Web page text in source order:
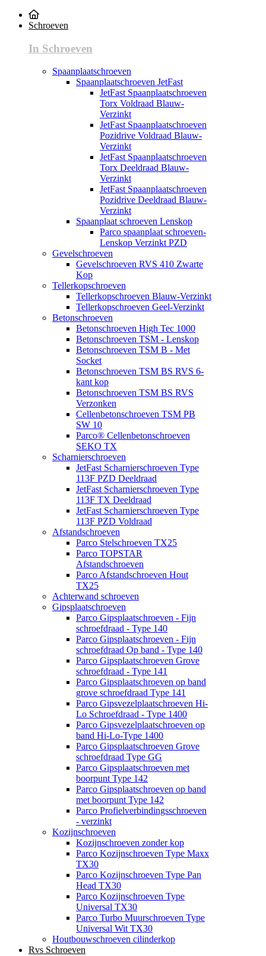
Schroeven
In Schroeven
Spaanplaatschroeven
Spaanplaatschroeven JetFast
JetFast Spaanplaatschroeven
Torx Voldraad Blauw-
Verzinkt
JetFast Spaanplaatschroeven
Pozidrive Voldraad Blauw-
Verzinkt
JetFast Spaanplaatschroeven
Torx Deeldraad Blauw-
Verzinkt
JetFast Spaanplaatschroeven
Pozidrive Deeldraad Blauw-
Verzinkt
Spaanplaat schroeven Lenskop
Parco spaanplaat schroeven-
Lenskop Verzinkt PZD
Gevelschroeven
Gevelschroeven RVS 410 Zwarte
Kop
Tellerkopschroeven
Tellerkopschroeven Blauw-Verzinkt
Tellerkopschroeven Geel-Verzinkt
Betonschroeven
Betonschroeven High Tec 1000
Betonschroeven TSM - Lenskop
Betonschroeven TSM B - Met
Socket
Betonschroeven TSM BS RVS 6-
kant kop
Betonschroeven TSM BS RVS
Verzonken
Cellenbetonschroeven TSM PB
SW 10
Parco® Cellenbetonschroeven
SEKO TX
Scharnierschroeven
JetFast Scharnierschroeven Type
113F PZD Deeldraad
JetFast Scharnierschroeven Type
113F TX Deeldraad
JetFast Scharnierschroeven Type
113F PZD Voldraad
Afstandschroeven
Parco Stelschroeven TX25
Parco TOPSTAR
Afstandschroeven
Parco Afstandschroeven Hout
TX25
Achterwand schroeven
Gipsplaatschroeven
Parco Gipsplaatschroeven - Fijn
schroefdraad - Type 140
Parco Gipsplaatschroeven - Fijn
schroefdraad Op band - Type 140
Parco Gipsplaatschroeven Grove
schroefdraad - Type 141
Parco Gipsplaatschroeven op band
grove schroefdraad Type 141
Parco Gipsvezelplaatschroeven Hi-
Lo Schroefdraad - Type 1400
Parco Gipsvezelplaatschroeven op
band Hi-Lo-Type 1400
Parco Gipsplaatschroeven Grove
schroefdraad Type GG
Parco Gipsplaatschroeven met
boorpunt Type 142
Parco Gipsplaatschroeven op band
met boorpunt Type 142
Parco Profielverbindingsschroeven
- verzinkt
Kozijnschroeven
Kozijnschroeven zonder kop
Parco Kozijnschroeven Type Maxx
TX30
Parco Kozijnschroeven Type Pan
Head TX30
Parco Kozijnschroeven Type
Universal TX30
Parco Turbo Muurschroeven Type
Universal Wit TX30
Houtbouwschroeven cilinderkop
Rvs Schroeven